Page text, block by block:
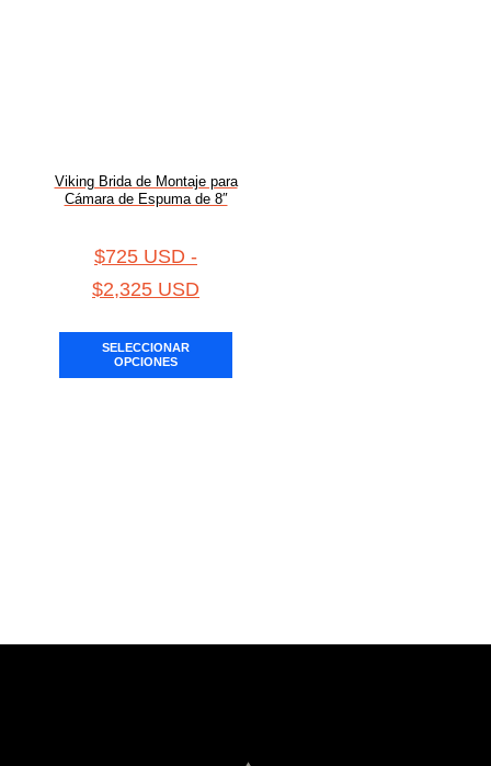
Viking Brida de Montaje para
Cámara de Espuma de 8″
$725 USD -
$2,325 USD
SELECCIONAR
OPCIONES